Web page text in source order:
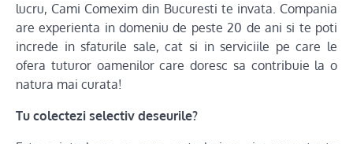
lucru, Cami Comexim din Bucuresti te invata. Compania
are experienta in domeniu de peste 20 de ani si te poti
increde in sfaturile sale, cat si in serviciile pe care le
ofera tuturor oamenilor care doresc sa contribuie la o
natura mai curata!
Tu colectezi selectiv deseurile?